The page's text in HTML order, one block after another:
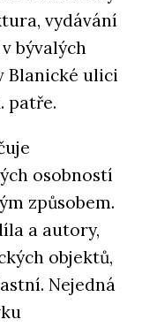
vydávání
bývalých
Blanické ulici
patře.
osobností
způsobem.
a autory,
objektů,
Nejedná